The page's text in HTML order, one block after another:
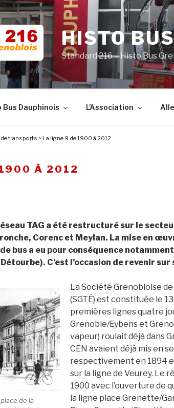
HISTO
Standard 216 – Histo Bus
Bus Dauphinois L’Association
de transports > La ligne 9 de 1900 à 2012
À 2012
TAG a été restructuré sur le
Corenc et Meylan. La mise en
bus a eu pour conséquence
C’est l’occasion de revenir
de la
La Société Grenobloise
(SGTÉ) est constituée le
premières lignes quatre
Grenoble/Eybens et
vapeur) roulait déjà dans
CEN avaient déjà mis en
respectivement en 1894
sur la ligne de Veurey. Le
1900 avec l’ouverture de
la ligne place Grenette/